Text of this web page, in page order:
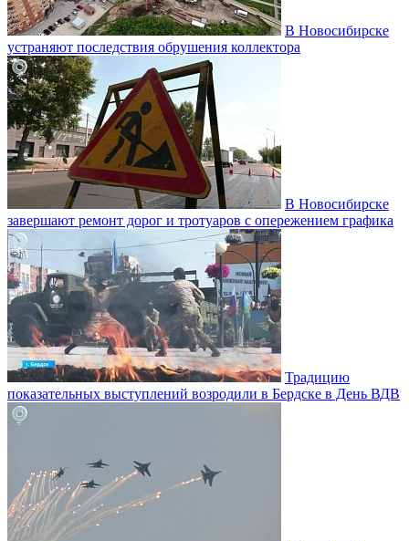
В Новосибирске
устраняют последствия обрушения коллектора
В Новосибирске
завершают ремонт дорог и тротуаров с опережением графика
Традицию
показательных выступлений возродили в Бердске в День ВДВ